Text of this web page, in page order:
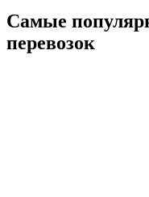
Самые
перевозок